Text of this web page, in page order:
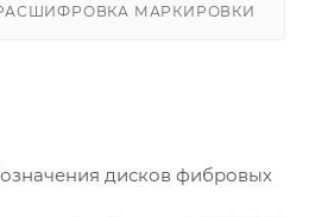
МАРКИРОВКИ
дисков фибровых